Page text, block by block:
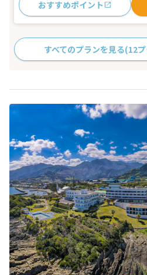
おすすめポイント
すべてのプランを見る(12